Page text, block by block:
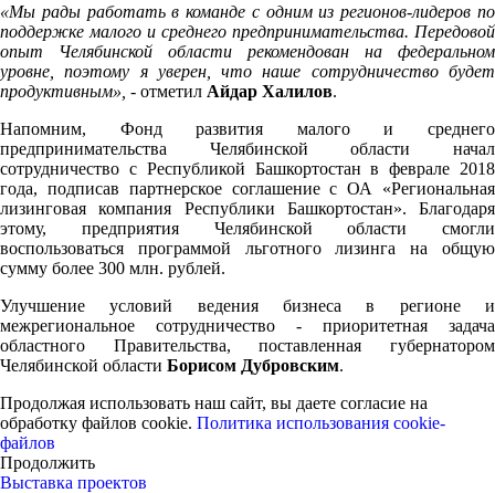
«Мы рады работать в команде с одним из регионов-лидеров по
поддержке малого и среднего предпринимательства. Передовой
опыт Челябинской области рекомендован на федеральном
уровне, поэтому я уверен, что наше сотрудничество будет
продуктивным», - отметил Айдар Халилов.
Напомним, Фонд развития малого и среднего
предпринимательства Челябинской области начал
сотрудничество с Республикой Башкортостан в феврале 2018
года, подписав партнерское соглашение с ОА «Региональная
лизинговая компания Республики Башкортостан». Благодаря
этому, предприятия Челябинской области смогли
воспользоваться программой льготного лизинга на общую
сумму более 300 млн. рублей.
Улучшение условий ведения бизнеса в регионе и
межрегиональное сотрудничество - приоритетная задача
областного Правительства, поставленная губернатором
Челябинской области Борисом Дубровским.
Продолжая использовать наш сайт, вы даете согласие на
обработку файлов cookie. Политика использования cookie-
файлов
Продолжить
Выставка проектов